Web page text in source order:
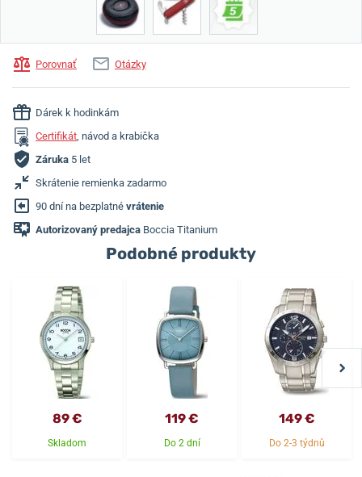
Porovnať Otázky
Dárek k hodinkám
Certifikát, návod a krabička
Záruka 5 let
Skrátenie remienka zadarmo
90 dní na bezplatné vrátenie
Autorizovaný predajca Boccia Titanium
Podobné produkty
89 €
Skladom
119 €
Do 2 dní
149 €
Do 2-3 týdnů